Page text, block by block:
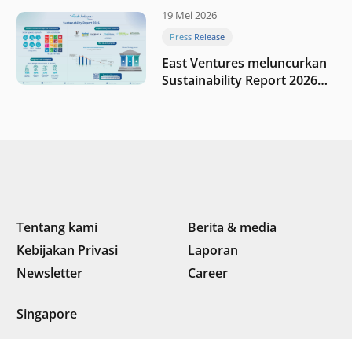
19 Mei 2026
Press Release
East Ventures meluncurkan
Sustainability Report 2026
Tentang kami
Berita & media
Kebijakan Privasi
Laporan
Newsletter
Career
Singapore